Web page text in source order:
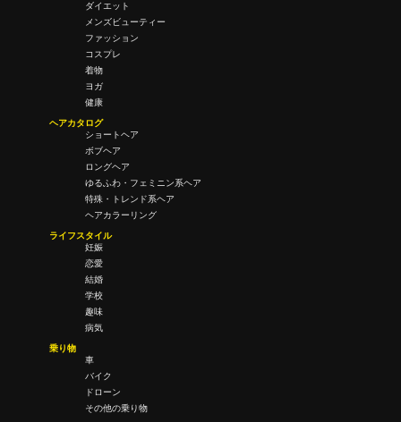
ダイエット
メンズビューティー
ファッション
コスプレ
着物
ヨガ
健康
ヘアカタログ
ショートヘア
ボブヘア
ロングヘア
ゆるふわ・フェミニン系ヘア
特殊・トレンド系ヘア
ヘアカラーリング
ライフスタイル
妊娠
恋愛
結婚
学校
趣味
病気
乗り物
車
バイク
ドローン
その他の乗り物